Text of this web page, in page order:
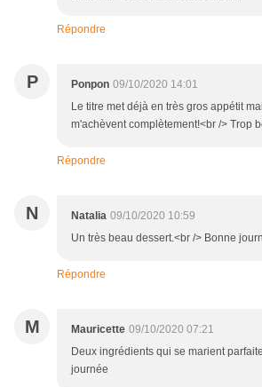
Répondre
P Ponpon 09/10/2020 14:01
Le titre met déjà en très gros appétit
m'achèvent complètement!<br /> Trop
Répondre
N Natalia 09/10/2020 10:59
Un très beau dessert.<br /> Bonne
Répondre
M Mauricette 09/10/2020 07:21
Deux ingrédients qui se marient
journée